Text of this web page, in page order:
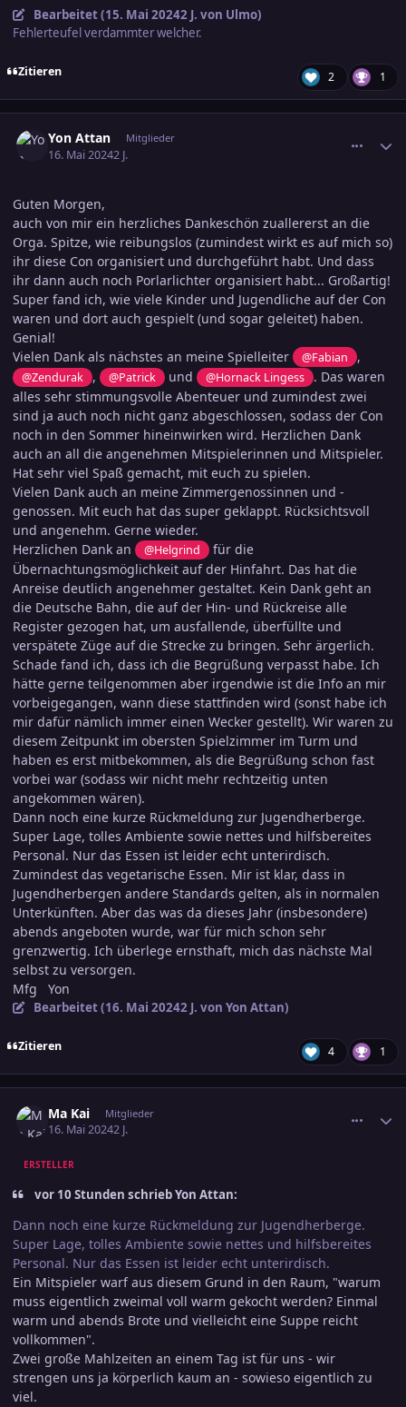
Bearbeitet (15. Mai 20242 J. von Ulmo)
Fehlerteufel verdammter welcher.
Zitieren 2 1
Yon Attan Mitglieder
16. Mai 20242 J.
Guten Morgen,
auch von mir ein herzliches Dankeschön zuallererst an die
Orga. Spitze, wie reibungslos (zumindest wirkt es auf mich so)
ihr diese Con organisiert und durchgeführt habt. Und dass
ihr dann auch noch Porlarlichter organisiert habt... Großartig!
Super fand ich, wie viele Kinder und Jugendliche auf der Con
waren und dort auch gespielt (und sogar geleitet) haben.
Genial!
Vielen Dank als nächstes an meine Spielleiter
@Fabian ,
@Zendurak , @Patrick und @Hornack Lingess
. Das waren
alles sehr stimmungsvolle Abenteuer und zumindest zwei
sind ja auch noch nicht ganz abgeschlossen, sodass der Con
noch in den Sommer hineinwirken wird. Herzlichen Dank
auch an all die angenehmen Mitspielerinnen und Mitspieler.
Hat sehr viel Spaß gemacht, mit euch zu spielen.
Vielen Dank auch an meine Zimmergenossinnen und -
genossen. Mit euch hat das super geklappt. Rücksichtsvoll
und angenehm. Gerne wieder.
Herzlichen Dank an
@Helgrind
für die
Übernachtungsmöglichkeit auf der Hinfahrt. Das hat die
Anreise deutlich angenehmer gestaltet. Kein Dank geht an
die Deutsche Bahn, die auf der Hin- und Rückreise alle
Register gezogen hat, um ausfallende, überfüllte und
verspätete Züge auf die Strecke zu bringen. Sehr ärgerlich.
Schade fand ich, dass ich die Begrüßung verpasst habe. Ich
hätte gerne teilgenommen aber irgendwie ist die Info an mir
vorbeigegangen, wann diese stattfinden wird (sonst habe ich
mir dafür nämlich immer einen Wecker gestellt). Wir waren zu
diesem Zeitpunkt im obersten Spielzimmer im Turm und
haben es erst mitbekommen, als die Begrüßung schon fast
vorbei war (sodass wir nicht mehr rechtzeitig unten
angekommen wären).
Dann noch eine kurze Rückmeldung zur Jugendherberge.
Super Lage, tolles Ambiente sowie nettes und hilfsbereites
Personal. Nur das Essen ist leider echt unterirdisch.
Zumindest das vegetarische Essen. Mir ist klar, dass in
Jugendherbergen andere Standards gelten, als in normalen
Unterkünften. Aber das was da dieses Jahr (insbesondere)
abends angeboten wurde, war für mich schon sehr
grenzwertig. Ich überlege ernsthaft, mich das nächste Mal
selbst zu versorgen.
Mfg Yon
Bearbeitet (16. Mai 20242 J. von Yon Attan)
Zitieren 4 1
Ma Kai Mitglieder
16. Mai 20242 J.
ERSTELLER
vor 10 Stunden schrieb Yon Attan:
Dann noch eine kurze Rückmeldung zur Jugendherberge.
Super Lage, tolles Ambiente sowie nettes und hilfsbereites
Personal. Nur das Essen ist leider echt unterirdisch.
Ein Mitspieler warf aus diesem Grund in den Raum, "warum
muss eigentlich zweimal voll warm gekocht werden? Einmal
warm und abends Brote und vielleicht eine Suppe reicht
vollkommen".
Zwei große Mahlzeiten an einem Tag ist für uns - wir
strengen uns ja körperlich kaum an - sowieso eigentlich zu
viel.